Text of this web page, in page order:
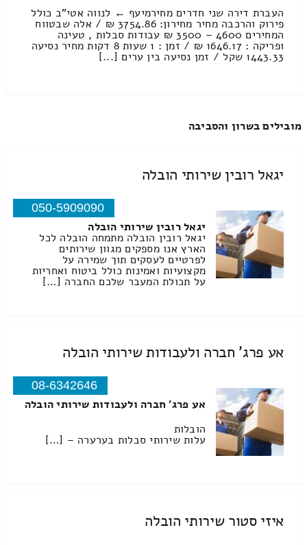
העברת דירה שני חדרים מחירמיעף ← לנווה אטי"ב כולל
פירוק והרכבה מחיר מחירון: 3754.86 ₪ / אלה שבטווח
המחירים 4600 – 3500 ₪ עבודות סבלות , טעינה
ופריקה : 1646.17 ₪ / זמן : 1 שעות 8 דקות מחיר נסיעה
1443.33 שקל / זמן נסיעה בין ערים [...]
מובילים בשרון והסביבה
יגאל רובין שירותי הובלה
050-5909090
יגאל רובין שירותי הובלה
יגאל רובין הובלה מתמחה הובלה לכל
הארץ אנו מספקים מגוון שירותים
לפרטיים לעסקים תוך שמירה על
מקצועיות ואמינות כולל ביטוח ואחריות
על תכולת המעבר שלכם החברה […]
אע פרג' חברה ולעבודות שירותי הובלה
08-6342646
אע פרג' חברה ולעבודות שירותי הובלה
הובלות
עלות שירותי סבלות בערערה – […]
איזי סטור שירותי הובלה